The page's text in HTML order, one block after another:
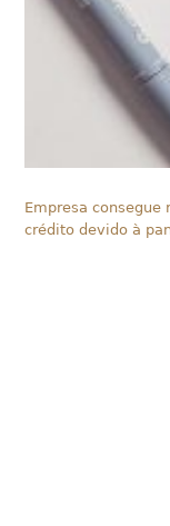
Empresa
crédito devido à